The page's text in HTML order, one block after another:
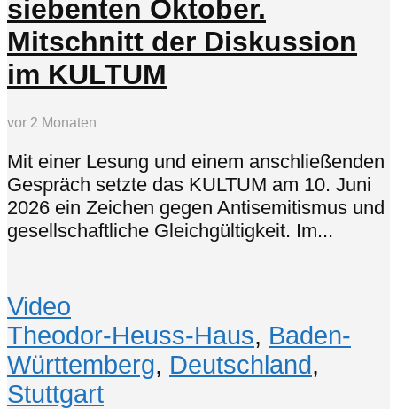
siebenten Oktober.
Mitschnitt der Diskussion
im KULTUM
vor 2 Monaten
Mit einer Lesung und einem anschließenden
Gespräch setzte das KULTUM am 10. Juni
2026 ein Zeichen gegen Antisemitismus und
gesellschaftliche Gleichgültigkeit. Im...
Video
Theodor-Heuss-Haus, Baden-
Württemberg, Deutschland,
Stuttgart